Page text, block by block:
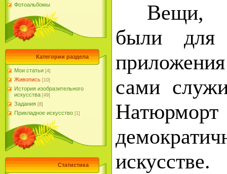
Фотоальбомы
Категории раздела
Мои статьи [4]
Живопись [10]
История изобразительного
искусства [49]
Задания [8]
Прикладное искусство [1]
Статистика
Вещи,
были для
сами
искусстве.